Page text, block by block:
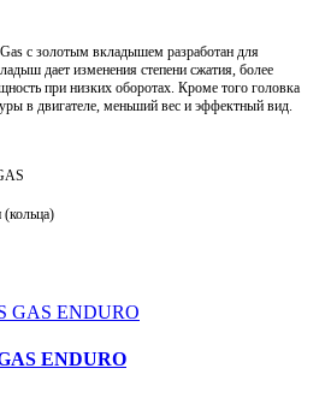
с золотым вкладышем разработан для
дает изменения степени сжатия, более
при низких оборотах. Кроме того головка
в двигателе, меньший вес и эффектный вид.
(кольца)
ENDURO